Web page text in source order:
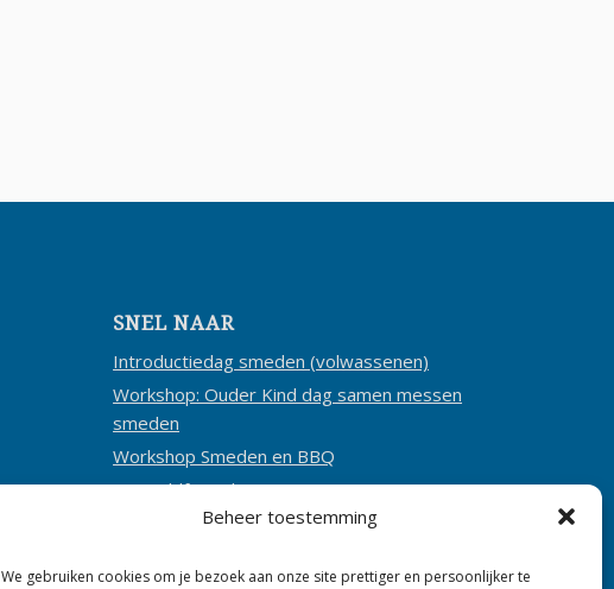
Beheer toestemming
We gebruiken cookies om je bezoek aan onze site prettiger en persoonlijker te
SNEL NAAR
Introductiedag smeden (volwassenen)
Workshop: Ouder Kind dag samen messen
smeden
Workshop Smeden en BBQ
Aanmeldformulier